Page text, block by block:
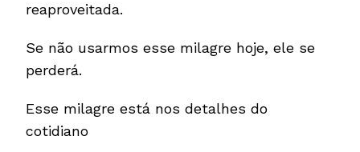
reaproveitada.
Se não usarmos esse milagre hoje, ele se
perderá.
Esse milagre está nos detalhes do
cotidiano